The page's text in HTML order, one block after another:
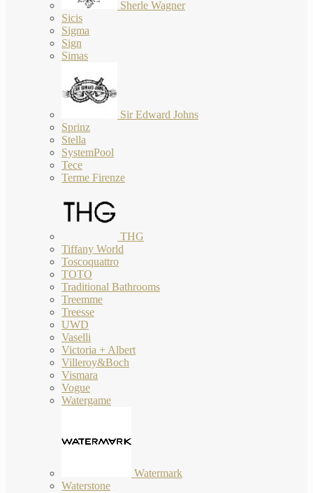
Sherle Wagner
Sicis
Sigma
Sign
Simas
Sir Edward Johns
Sprinz
Stella
SystemPool
Tece
Terme Firenze
THG
Tiffany World
Toscoquattro
TOTO
Traditional Bathrooms
Treemme
Treesse
UWD
Vaselli
Victoria + Albert
Villeroy&Boch
Vismara
Vogue
Watergame
Watermark
Waterstone